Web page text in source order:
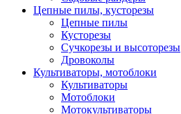
Цепные пилы, кусторезы
Цепные пилы
Кусторезы
Сучкорезы и высоторезы
Дровоколы
Культиваторы, мотоблоки
Культиваторы
Мотоблоки
Мотокультиваторы